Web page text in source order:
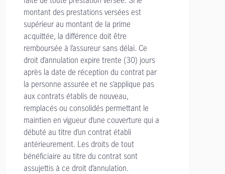
montant des prestations versées est
supérieur au montant de la prime
acquittée, la différence doit être
remboursée à l’assureur sans délai. Ce
droit d’annulation expire trente (30) jours
après la date de réception du contrat par
la personne assurée et ne s’applique pas
aux contrats établis de nouveau,
remplacés ou consolidés permettant le
maintien en vigueur d’une couverture qui a
débuté au titre d’un contrat établi
antérieurement. Les droits de tout
bénéficiaire au titre du contrat sont
assujettis à ce droit d’annulation.